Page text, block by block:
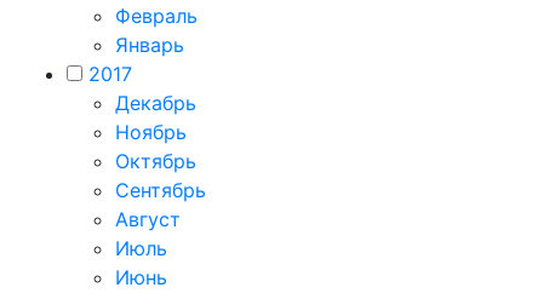
Февраль
Январь
2017
Декабрь
Ноябрь
Октябрь
Сентябрь
Август
Июль
Июнь